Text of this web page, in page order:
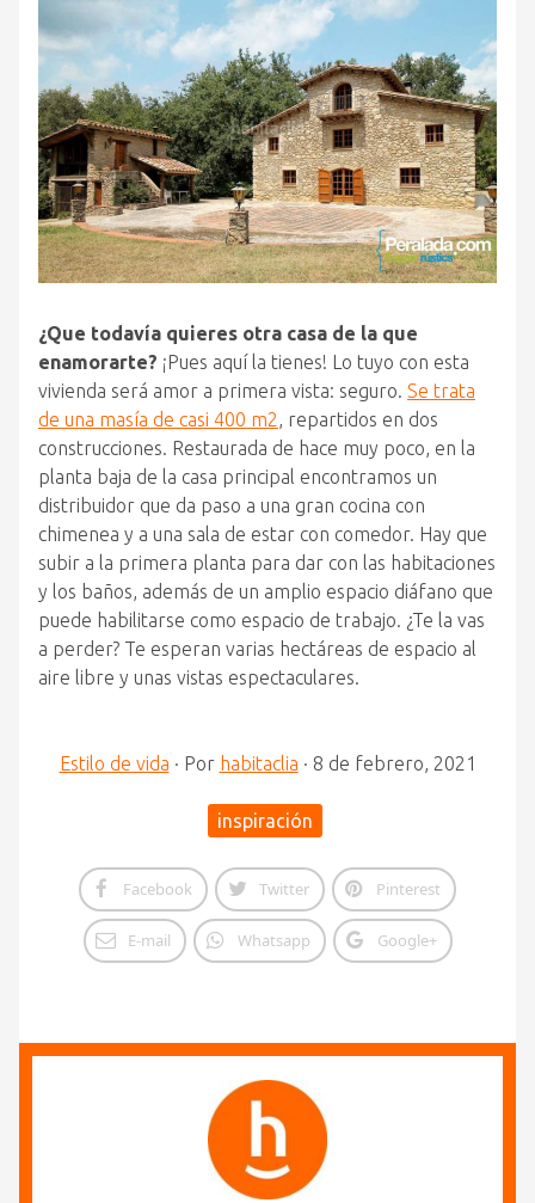
¿Que todavía quieres otra casa de la que
enamorarte? ¡Pues aquí la tienes! Lo tuyo con esta
vivienda será amor a primera vista: seguro. Se trata
de una masía de casi 400 m2, repartidos en dos
construcciones. Restaurada de hace muy poco, en la
planta baja de la casa principal encontramos un
distribuidor que da paso a una gran cocina con
chimenea y a una sala de estar con comedor. Hay que
subir a la primera planta para dar con las habitaciones
y los baños, además de un amplio espacio diáfano que
puede habilitarse como espacio de trabajo. ¿Te la vas
a perder? Te esperan varias hectáreas de espacio al
aire libre y unas vistas espectaculares.
Estilo de vida · Por habitaclia · 8 de febrero, 2021
inspiración
Facebook Twitter Pinterest
E-mail Whatsapp Google+